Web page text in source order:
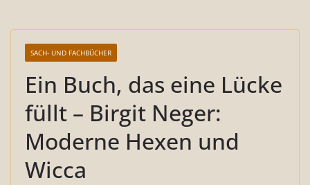
SACH- UND FACHBÜCHER
Ein Buch, das eine Lücke
füllt – Birgit Neger:
Moderne Hexen und
Wicca